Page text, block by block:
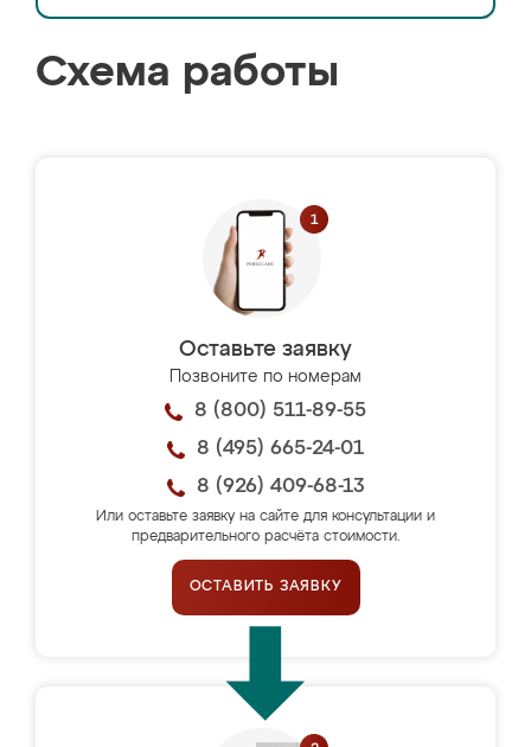
Схема работы
Оставьте заявку
Позвоните по номерам
8 (800) 511-89-55
8 (495) 665-24-01
8 (926) 409-68-13
Или оставьте заявку на сайте для консультации и
предварительного расчёта стоимости.
ОСТАВИТЬ ЗАЯВКУ